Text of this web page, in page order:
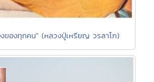
งของทุกคน" (หลวงปู่เหรียญ วรลาโภ)